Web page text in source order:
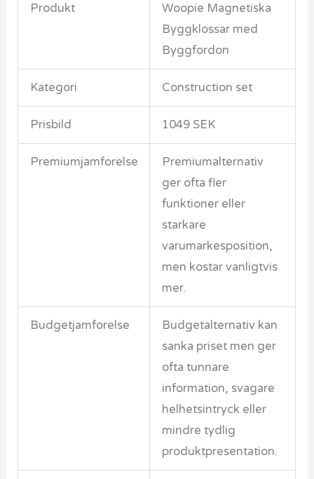
Produkt
Woopie Magnetiska
Byggklossar med
Byggfordon
Kategori Construction set
Prisbild 1049 SEK
Premiumjamforelse
Premiumalternativ
ger ofta fler
funktioner eller
starkare
varumarkesposition,
men kostar vanligtvis
mer.
Budgetjamforelse
Budgetalternativ kan
sanka priset men ger
ofta tunnare
information, svagare
helhetsintryck eller
mindre tydlig
produktpresentation.